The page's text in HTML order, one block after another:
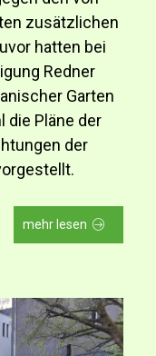
zusätzlichen
hatten bei
Redner
Garten
die Pläne der
der
mehr lesen